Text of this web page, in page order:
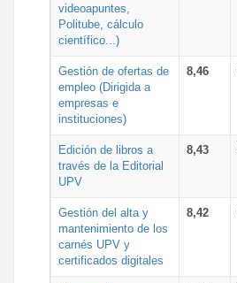
videoapuntes,
Politube, cálculo
científico...)
Gestión de ofertas de
empleo (Dirigida a
empresas e
instituciones)
8,46
Edición de libros a
través de la Editorial
UPV
8,43
Gestión del alta y
mantenimiento de los
carnés UPV y
certificados digitales
8,42